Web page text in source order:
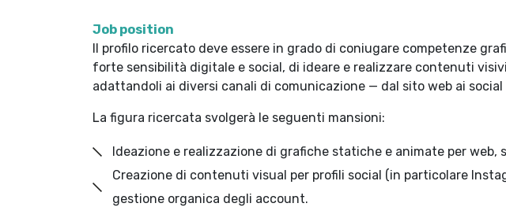
Job position
Il profilo ricercato deve essere in grado di coniugare competenze
forte sensibilità digitale e social, di ideare e realizzare contenuti
adattandoli ai diversi canali di comunicazione — dal sito web ai social
La figura ricercata svolgerà le seguenti mansioni:
Ideazione e realizzazione di grafiche statiche e animate per web,
Creazione di contenuti visual per profili social (in particolare
gestione organica degli account.